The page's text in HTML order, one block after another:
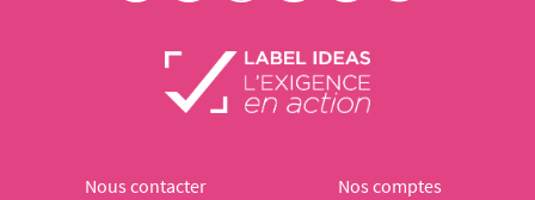
Nous contacter
Nos comptes